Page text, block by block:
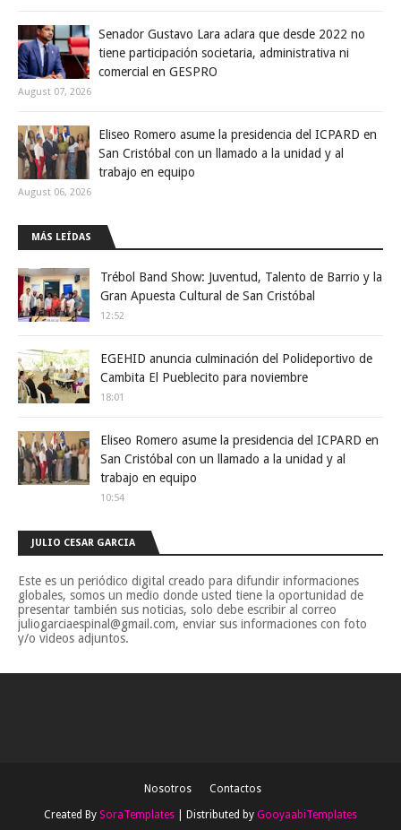
Senador Gustavo Lara aclara que desde 2022 no
tiene participación societaria, administrativa ni
comercial en GESPRO
August 07, 2026
Eliseo Romero asume la presidencia del ICPARD en
San Cristóbal con un llamado a la unidad y al
trabajo en equipo
August 06, 2026
MÁS LEÍDAS
Trébol Band Show: Juventud, Talento de Barrio y la
Gran Apuesta Cultural de San Cristóbal
12:52
EGEHID anuncia culminación del Polideportivo de
Cambita El Pueblecito para noviembre
18:01
Eliseo Romero asume la presidencia del ICPARD en
San Cristóbal con un llamado a la unidad y al
trabajo en equipo
10:54
JULIO CESAR GARCIA
Este es un periódico digital creado para difundir informaciones
globales, somos un medio donde usted tiene la oportunidad de
presentar también sus noticias, solo debe escribir al correo
juliogarciaespinal@gmail.com, enviar sus informaciones con foto
y/o videos adjuntos.
Nosotros Contactos
Created By SoraTemplates | Distributed by GooyaabiTemplates